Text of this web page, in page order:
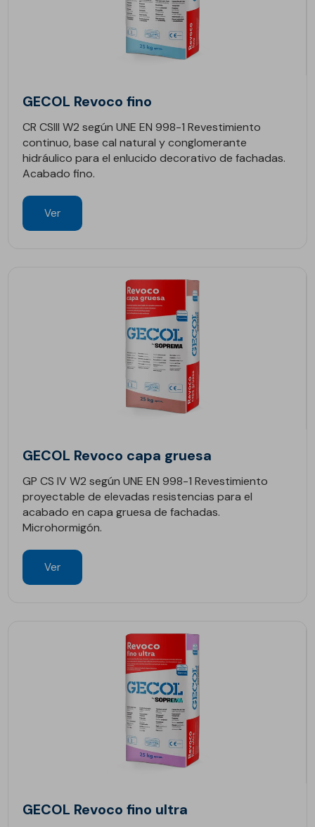
GECOL Revoco fino
CR CSIII W2 según UNE EN 998-1 Revestimiento
continuo, base cal natural y conglomerante
hidráulico para el enlucido decorativo de fachadas.
Acabado fino.
Ver
GECOL Revoco capa gruesa
GP CS IV W2 según UNE EN 998-1 Revestimiento
proyectable de elevadas resistencias para el
acabado en capa gruesa de fachadas.
Microhormigón.
Ver
GECOL Revoco fino ultra